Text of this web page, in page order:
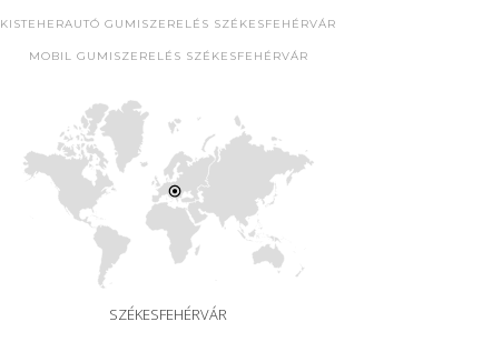
KISTEHERAUTÓ GUMISZERELÉS SZÉKESFEHÉRVÁR
MOBIL GUMISZERELÉS SZÉKESFEHÉRVÁR
SZÉKESFEHÉRVÁR